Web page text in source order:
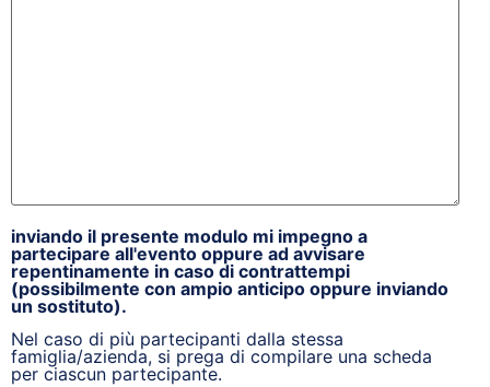
inviando il presente modulo mi impegno a
partecipare all'evento oppure ad avvisare
repentinamente in caso di contrattempi
(possibilmente con ampio anticipo oppure inviando
un sostituto).
Nel caso di più partecipanti dalla stessa
famiglia/azienda, si prega di compilare una scheda
per ciascun partecipante.